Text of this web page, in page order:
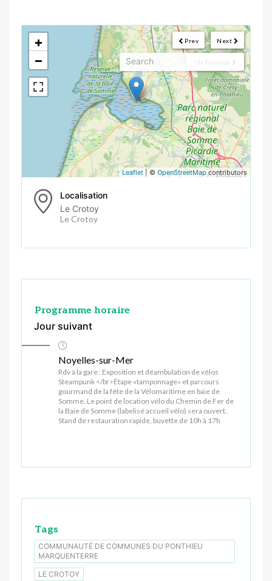
Next
Prev
My Position
<!---->
+
−
Leaflet | © OpenStreetMapcontributors
Localisation
Le Crotoy
Le Crotoy
Programme horaire
Jour suivant
Noyelles-sur-Mer
Rdv à la gare : Exposition et déambulation de vélos
Steampunk </br>Étape «tamponnage» et parcours
gourmand de la fête de la Vélomaritime en baie de
Somme. Le point de location vélo du Chemin de Fer de
la Baie de Somme (labelisé accueil vélo) sera ouvert.
Stand de restauration rapide, buvette de 10h à 17h
Tags
COMMUNAUTÉ DE COMMUNES DU PONTHIEU
MARQUENTERRE
LE CROTOY